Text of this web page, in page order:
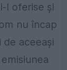
l oferise şi
nu încap
aceeaşi